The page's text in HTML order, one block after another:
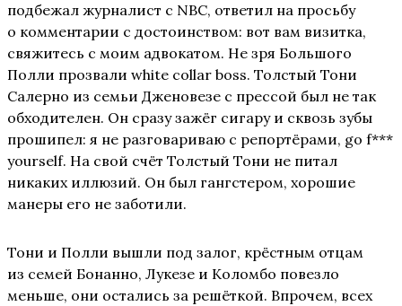
подбежал журналист с NBC, ответил на просьбу
о комментарии с достоинством: вот вам визитка,
свяжитесь с моим адвокатом. Не зря Большого
Полли прозвали white collar boss. Толстый Тони
Салерно из семьи Дженовезе с прессой был не так
обходителен. Он сразу зажёг сигару и сквозь зубы
прошипел: я не разговариваю с репортёрами, go f***
yourself. На свой счёт Толстый Тони не питал
никаких иллюзий. Он был гангстером, хорошие
манеры его не заботили.
Тони и Полли вышли под залог, крёстным отцам
из семей Бонанно, Лукезе и Коломбо повезло
меньше, они остались за решёткой. Впрочем, всех